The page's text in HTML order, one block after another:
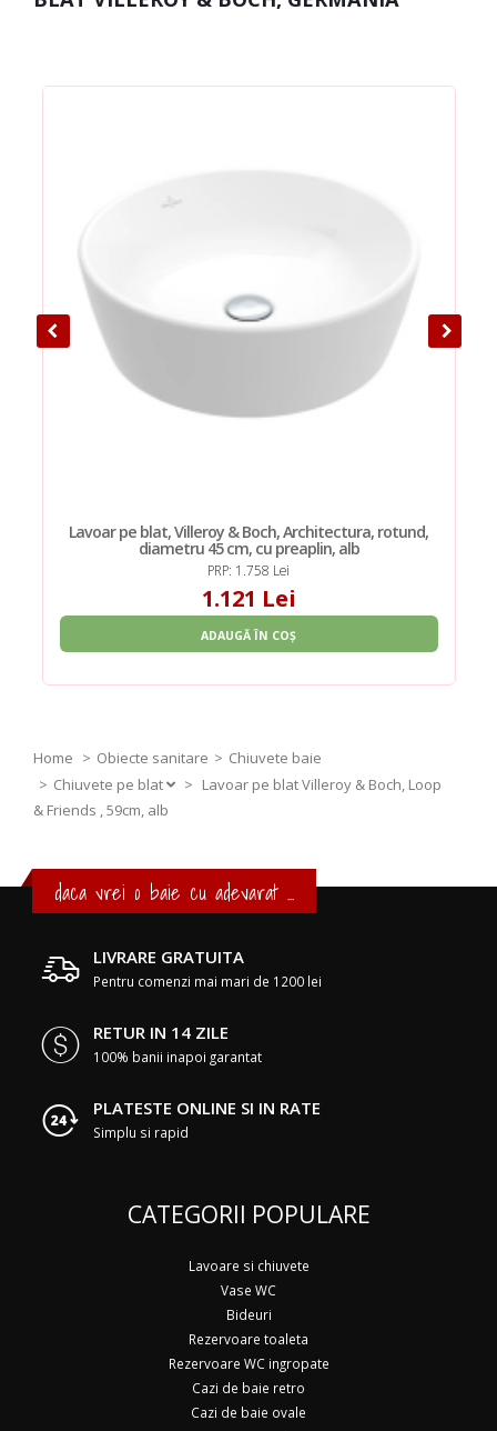
Lavoar pe blat, Villeroy & Boch, Architectura, rotund,
diametru 45 cm, cu preaplin, alb
PRP: 1.758 Lei
1.121 Lei
ADAUGĂ ÎN COȘ
Home Obiecte sanitare
Chiuvete baie
Chiuvete pe blat
> Lavoar pe blat Villeroy & Boch, Loop
& Friends , 59cm, alb
daca vrei o baie cu adevarat ...
LIVRARE GRATUITA
Pentru comenzi mai mari de 1200 lei
RETUR IN 14 ZILE
100% banii inapoi garantat
PLATESTE ONLINE SI IN RATE
Simplu si rapid
CATEGORII POPULARE
Lavoare si chiuvete
Vase WC
Bideuri
Rezervoare toaleta
Rezervoare WC ingropate
Cazi de baie retro
Cazi de baie ovale